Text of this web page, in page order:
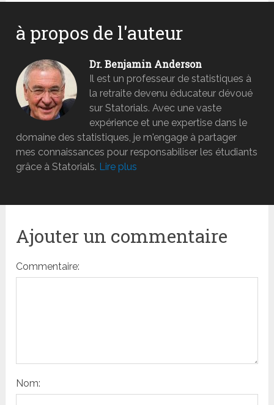
à propos de l'auteur
Dr. Benjamin Anderson
Il est un professeur de statistiques à
la retraite devenu éducateur dévoué
sur Statorials. Avec une vaste
expérience et une expertise dans le
domaine des statistiques, je m'engage à partager
mes connaissances pour responsabiliser les étudiants
grâce à Statorials. Lire plus
Ajouter un commentaire
Commentaire:
Nom: